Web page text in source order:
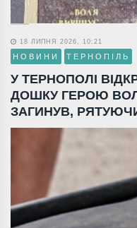
18 ЛИПНЯ 2026, 10:21
НОВИНИ ТЕРНОПІЛЬ
У ТЕРНОПОЛІ
ДОШКУ ГЕРОЮ
ЗАГИНУВ,